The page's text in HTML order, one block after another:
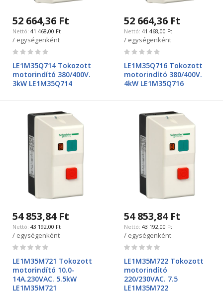
52 664,36 Ft
41 468,00 Ft
/ egységenként
Rating:
LE1M35Q714 Tokozott
motorindító 380/400V.
3kW LE1M35Q714
52 664,36 Ft
41 468,00 Ft
/ egységenként
Rating:
LE1M35Q716 Tokozott
motorindító 380/400V.
4kW LE1M35Q716
54 853,84 Ft
43 192,00 Ft
/ egységenként
Rating:
LE1M35M721 Tokozott
motorindító 10.0-
14A.230VAC. 5.5kW
LE1M35M721
54 853,84 Ft
43 192,00 Ft
/ egységenként
Rating:
LE1M35M722 Tokozott
motorindító
220/230VAC. 7.5
LE1M35M722